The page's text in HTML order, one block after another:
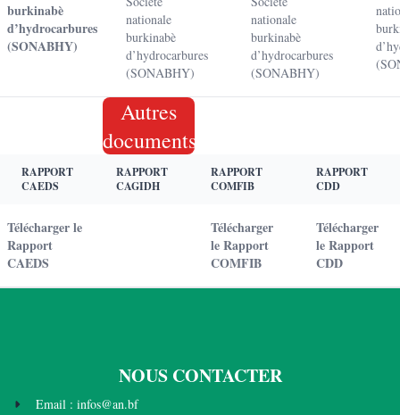
burkinabè
d’hydrocarbures
(SONABHY)
nationale
burkinabè
d’hydrocarbures
(SONABHY)
nationale
burkinabè
d’hydrocarbures
(SONABHY)
Autres
documents
RAPPORT
CAEDS
RAPPORT
CAGIDH
RAPPORT
COMFIB
RAPPORT
CDD
Télécharger le
Rapport
CAEDS
Télécharger
le Rapport
COMFIB
Télécharger
le Rapport
CDD
NOUS CONTACTER
Email : infos@an.bf